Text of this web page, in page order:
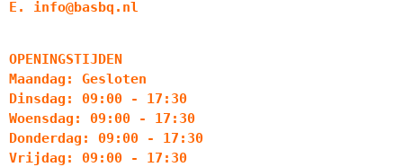
E. info@basbq.nl
OPENINGSTIJDEN
Maandag: Gesloten
Dinsdag: 09:00 - 17:30
Woensdag: 09:00 - 17:30
Donderdag: 09:00 - 17:30
Vrijdag: 09:00 - 17:30